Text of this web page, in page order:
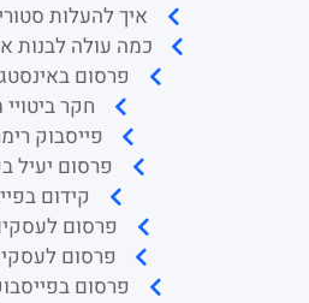
איך להעלות
כמה עולה לבנות
פרסום
חקר
פייסבוק
פרסום יעיל
קידום
פרסום
פרסום
פרסום